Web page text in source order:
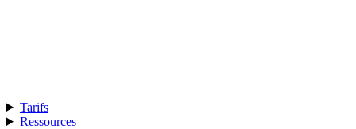
Tarifs
Ressources